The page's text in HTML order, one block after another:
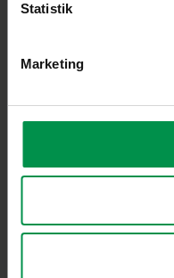
Statistik
Marketing